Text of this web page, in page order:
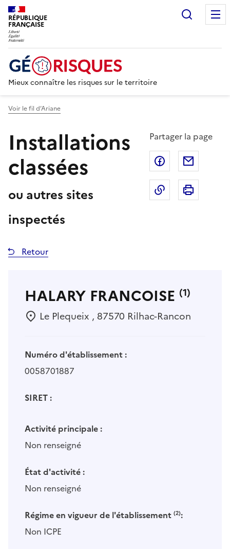
RÉPUBLIQUE
FRANÇAISE
Mieux connaître les risques sur le territoire
Voir le fil d’Ariane
Installations
classées
ou autres sites
inspectés
Partager la page
Partager sur
Copier dans
Retour
HALARY FRANCOISE (1)
Le Plequeix , 87570 Rilhac-Rancon
Numéro d'établissement :
0058701887
SIRET :
Activité principale :
Non renseigné
État d'activité :
Non renseigné
Régime en vigueur de l'établissement (2):
Non ICPE